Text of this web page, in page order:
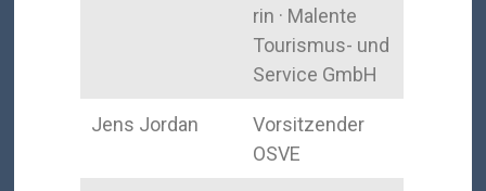
rin · Malente
Tourismus- und
Service GmbH
Jens Jordan
Vorsitzender
OSVE